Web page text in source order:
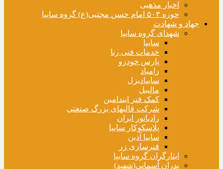
اخبار مذهبی
حوزه ۵۰۳ امام حسن مجتبی(ع) گروه سایپا
جهاد و شهادت
شهدای گروه سایپا
سایپا
خدمات فنی رنا
پارس خودرو
زامیاد
سایپادیزل
مالیبل
کمک فنر ایندامین
شرکت قالبهای بزرگ صنعتی
رادیاتور ایران
پلاسکوکار سایپا
سایپا آذین
فنرسازی زر
ایثارگران گروه سایپا
پدران آسمانی(شهید)